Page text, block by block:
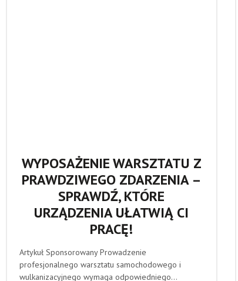
WYPOSAŻENIE WARSZTATU Z
PRAWDZIWEGO ZDARZENIA –
SPRAWDŹ, KTÓRE
URZĄDZENIA UŁATWIĄ CI
PRACĘ!
Artykuł Sponsorowany Prowadzenie
profesjonalnego warsztatu samochodowego i
wulkanizacyjnego wymaga odpowiedniego...